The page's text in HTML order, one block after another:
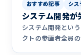
おすすめ記事 シス
システム開発が
システム開発とい
クトの参画者全員